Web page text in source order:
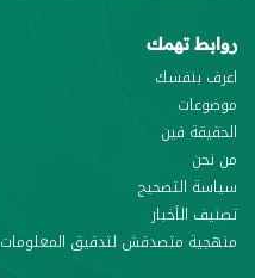
روابط تهمك
اعرف بنفسك
موضوعات
الحقيقة فين
من نحن
سياسة التصحيح
تصنيف الأخبار
منهجية متصدقش لتدقيق المعلومات